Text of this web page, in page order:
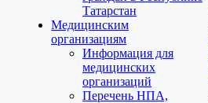
Татарстан
Медицинским
организациям
Информация для
медицинских
организаций
Перечень НПА,